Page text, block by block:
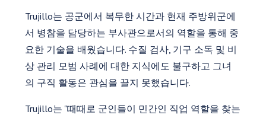
Trujillo는 공군에서 복무한 시간과 현재 주방위군에
서 병참을 담당하는 부사관으로서의 역할을 통해 중
요한 기술을 배웠습니다. 수질 검사, 기구 소독 및 비
상 관리 모범 사례에 대한 지식에도 불구하고 그녀
의 구직 활동은 관심을 끌지 못했습니다.
Trujillo는 "때때로 군인들이 민간인 직업 역할을 찾는